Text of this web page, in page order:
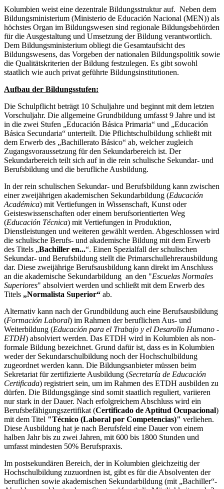
Kolumbien weist eine dezentrale Bildungsstruktur auf. Neben dem
Bildungsministerium (Ministerio de Educación Nacional (MEN)) als
höchstes Organ im Bildungswesen sind regionale Bildungsbehörden
für die Ausgestaltung und Umsetzung der Bildung verantwortlich.
Dem Bildungsministerium obliegt die Gesamtaufsicht des
Bildungswesens, das Vorgeben der nationalen Bildungspolitik sowie
die Qualitätskriterien der Bildung festzulegen. Es gibt sowohl
staatlich wie auch privat geführte Bildungsinstitutionen.
Aufbau der Bildungsstufen:
Die Schulpflicht beträgt 10 Schuljahre und beginnt mit dem letzten
Vorschuljahr. Die allgemeine Grundbildung umfasst 9 Jahre und ist
in die zwei Stufen „Educación Básica Primaria“ und „Educación
Básica Secundaria“ unterteilt. Die Pflichtschulbildung schließt mit
dem Erwerb des „Bachillerato Básico“ ab, welcher zugleich
Zugangsvoraussetzung für den Sekundarbereich ist. Der
Sekundarbereich teilt sich auf in die rein schulische Sekundar- und
Berufsbildung und die berufliche Ausbildung.
In der rein schulischen Sekundar- und Berufsbildung kann zwischen
einer zweijährigen akademischen Sekundarbildung (Educación
Académica) mit Vertiefungen in Wissenschaft, Kunst oder
Geisteswissenschaften oder einem berufsorientierten Weg
(Educación Técnica) mit Vertiefungen in Produktion,
Dienstleistungen und weiteren gewählt werden. Abgeschlossen wird
die schulische Berufs- und akademische Bildung mit dem Erwerb
des Titels „Bachiller en...“. Einen Spezialfall der schulischen
Sekundar- und Berufsbildung stellt die Primarschullehrerausbildung
dar. Diese zweijährige Berufsausbildung kann direkt im Anschluss
an die akademische Sekundarbildung an den "Escuelas Normales
Superiores" absolviert werden und schließt mit dem Erwerb des
Titels „Normalista Superior“ ab.
Alternativ kann nach der Grundbildung auch eine Berufsausbildung
(Formación Laboral) im Rahmen der beruflichen Aus- und
Weiterbildung (Educación para el Trabajo y el Desarollo Humano -
ETDH) absolviert werden. Das ETDH wird in Kolumbien als non-
formale Bildung bezeichnet. Grund dafür ist, dass es in Kolumbien
weder der Sekundarschulbildung noch der Hochschulbildung
zugeordnet werden kann. Die Bildungsanbieter müssen beim
Sekretariat für zertifizierte Ausbildung (Secretaría de Educación
Certificada) registriert sein, um im Rahmen des ETDH ausbilden zu
dürfen. Die Bildungsgänge sind somit staatlich reguliert, variieren
nur stark in der Dauer. Nach erfolgreichem Abschluss wird ein
Berufsbefähigungszertifikat (Certificado de Aptitud Ocupacional)
mit dem Titel "Técnico (Laboral por Competencias)" verliehen.
Diese Ausbildung hat je nach Berufsfeld eine Dauer von einem
halben Jahr bis zu zwei Jahren, mit 600 bis 1800 Stunden und
umfasst mindesten 50% Berufspraxis.
Im postsekundären Bereich, der in Kolumbien gleichzeitig der
Hochschulbildung zuzuordnen ist, gibt es für die Absolventen der
beruflichen sowie akademischen Sekundarbildung (mit „Bachiller“-